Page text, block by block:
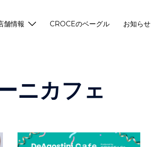
舗情報 CROCEのベーグル お知らせ
ニカフェ